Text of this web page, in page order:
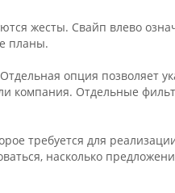
жесты. Свайп влево
планы.
опция позволяет
компания. Отдельные
требуется для
насколько